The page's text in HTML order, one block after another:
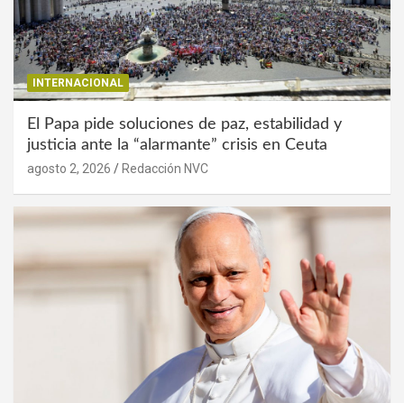
INTERNACIONAL
El Papa pide soluciones de paz, estabilidad y
justicia ante la “alarmante” crisis en Ceuta
agosto 2, 2026 Redacción NVC